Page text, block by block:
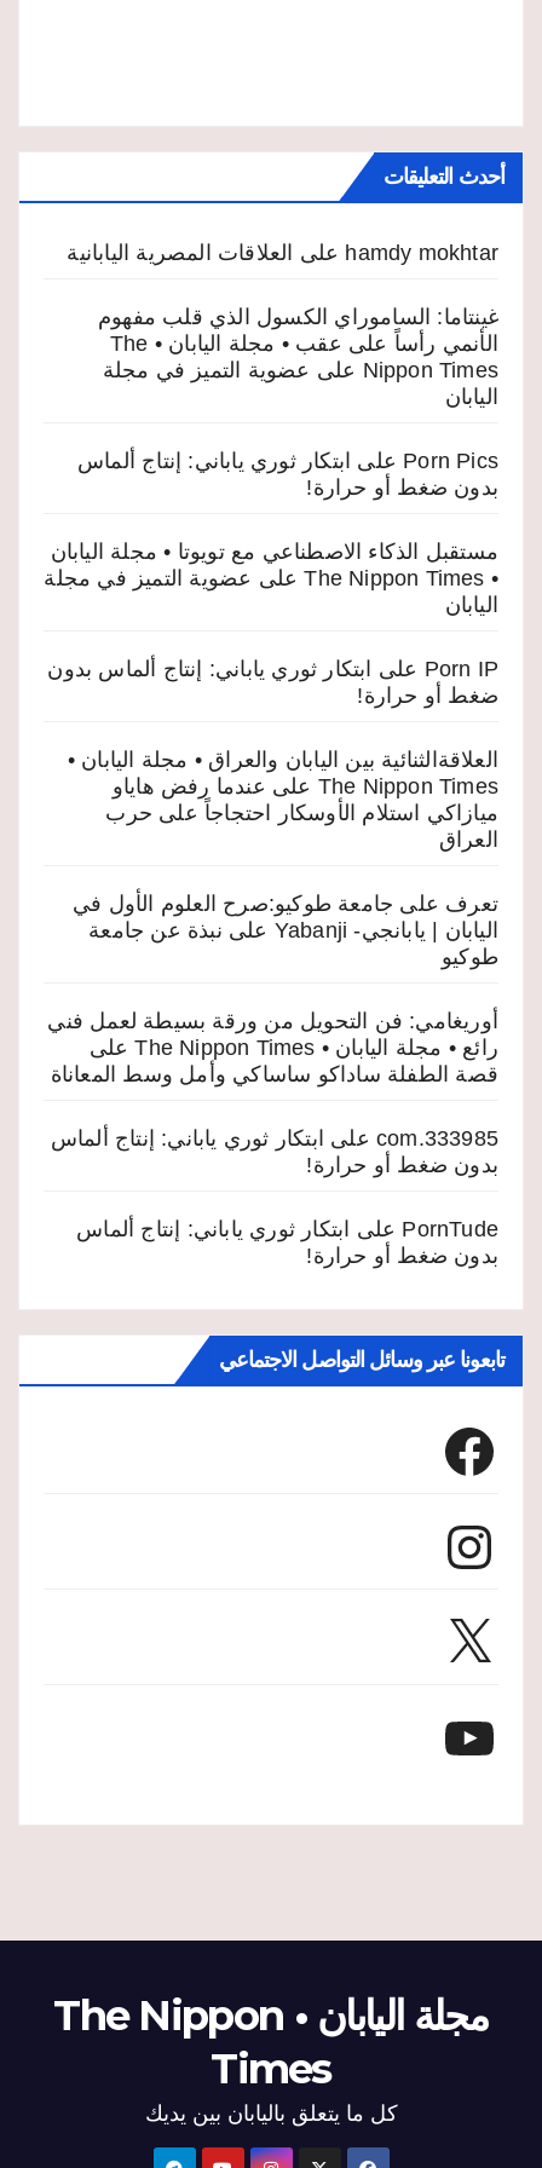
أحدث التعليقات
hamdy mokhtar على العلاقات المصرية اليابانية
غينتاما: الساموراي الكسول الذي قلب مفهوم
الأنمي رأساً على عقب • مجلة اليابان • The
Nippon Times على عضوية التميز في مجلة
اليابان
Porn Pics على ابتكار ثوري ياباني: إنتاج ألماس
بدون ضغط أو حرارة!
مستقبل الذكاء الاصطناعي مع تويوتا • مجلة اليابان
• The Nippon Times
على عضوية التميز في مجلة
اليابان
Porn IP على
ابتكار ثوري ياباني: إنتاج ألماس بدون
ضغط أو حرارة!
العلاقةالثنائية بين اليابان والعراق • مجلة اليابان •
The Nippon Times على عندما رفض هاياو
ميازاكي استلام الأوسكار احتجاجاً على حرب
العراق
تعرف على جامعة طوكيو:صرح العلوم الأول في
اليابان | يابانجي- Yabanji
على نبذة عن جامعة
طوكيو
أوريغامي: فن التحويل من ورقة بسيطة لعمل فني
رائع • مجلة اليابان • The Nippon Times
على
قصة الطفلة ساداكو ساساكي وأمل وسط المعاناة
333985.com على ابتكار ثوري ياباني: إنتاج ألماس
بدون ضغط أو حرارة!
PornTude على
ابتكار ثوري ياباني: إنتاج ألماس
بدون ضغط أو حرارة!
تابعونا عبر وسائل التواصل الاجتماعي
Facebook
Instagram
X
YouTube
مجلة اليابان • The Nippon
Times
كل ما يتعلق باليابان بين يديك